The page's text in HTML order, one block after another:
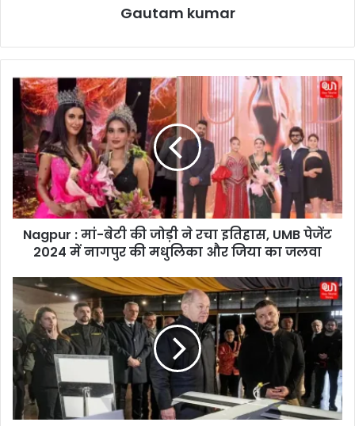
Gautam kumar
N
u
r
:
मां
-
जो
ड़ी
ने
र
चा
इ
ति
स
Nagpur : मां-बेटी की जोड़ी ने रचा इतिहास, UMB पेजेंट
2024 में नागपुर की मधुलिका और जिया का जलवा
R
u
s
i
a
U
k
r